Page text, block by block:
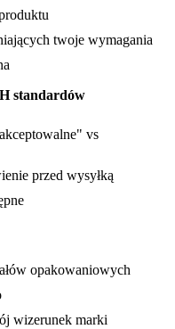
twoje wymagania
standardów
vs
przed wysyłką
opakowaniowych
wizerunek marki